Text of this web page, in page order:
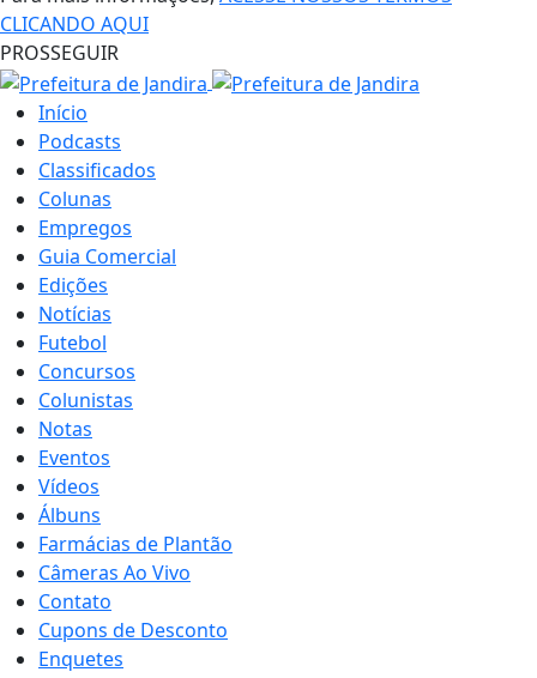
CLICANDO AQUI
PROSSEGUIR
Início
Podcasts
Classificados
Colunas
Empregos
Guia Comercial
Edições
Notícias
Futebol
Concursos
Colunistas
Notas
Eventos
Vídeos
Álbuns
Farmácias de Plantão
Câmeras Ao Vivo
Contato
Cupons de Desconto
Enquetes